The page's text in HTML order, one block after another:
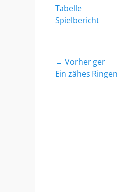
Tabelle
Spielbericht
← Vorheriger
Vorheriger
Ein zähes Ringen